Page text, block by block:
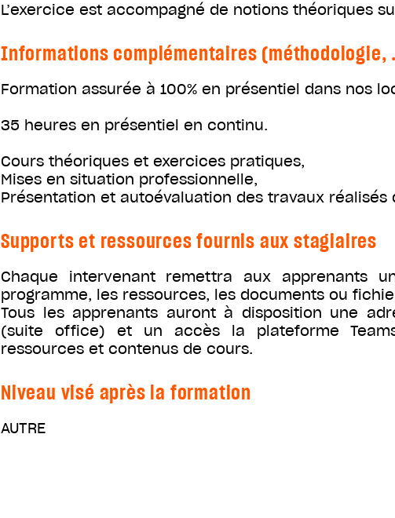
L’exercice est accompagné de notions théoriques
Informations complémentaires (méthodologie,
Formation assurée à 100% en présentiel dans nos
35 heures en présentiel en continu.
Cours théoriques et exercices pratiques,
Mises en situation professionnelle,
Présentation et autoévaluation des travaux réalisés
Supports et ressources fournis aux stagiaires
Chaque intervenant remettra aux apprenants
programme, les ressources, les documents ou
Tous les apprenants auront à disposition une
(suite office) et un accès la plateforme
ressources et contenus de cours.
Niveau visé après la formation
AUTRE